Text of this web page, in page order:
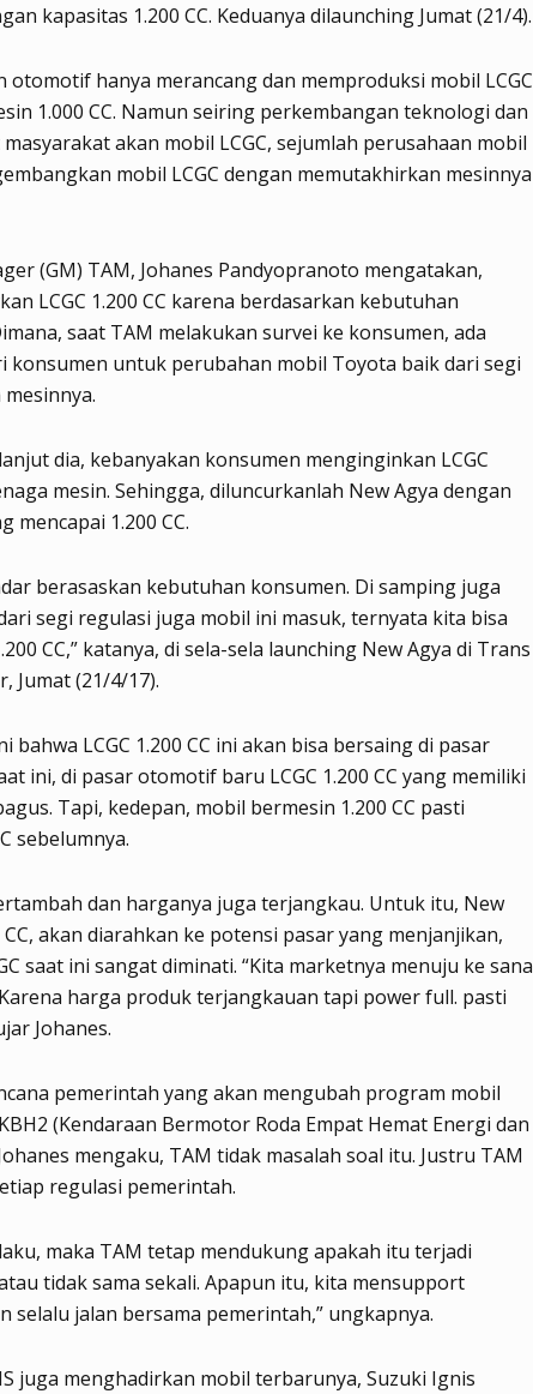
kapasitas 1.200 CC. Keduanya dilaunching Jumat (21/4).
otomotif hanya merancang dan memproduksi mobil LCGC
1.000 CC. Namun seiring perkembangan teknologi dan
akan mobil LCGC, sejumlah perusahaan mobil
mobil LCGC dengan memutakhirkan mesinnya
(GM) TAM, Johanes Pandyopranoto mengatakan,
LCGC 1.200 CC karena berdasarkan kebutuhan
saat TAM melakukan survei ke konsumen, ada
konsumen untuk perubahan mobil Toyota baik dari segi
dia, kebanyakan konsumen menginginkan LCGC
mesin. Sehingga, diluncurkanlah New Agya dengan
mencapai 1.200 CC.
berasaskan kebutuhan konsumen. Di samping juga
segi regulasi juga mobil ini masuk, ternyata kita bisa
CC,” katanya, di sela-sela launching New Agya di Trans
Jumat (21/4/17).
bahwa LCGC 1.200 CC ini akan bisa bersaing di pasar
ini, di pasar otomotif baru LCGC 1.200 CC yang memiliki
Tapi, kedepan, mobil bermesin 1.200 CC pasti
sebelumnya.
dan harganya juga terjangkau. Untuk itu, New
akan diarahkan ke potensi pasar yang menjanjikan,
saat ini sangat diminati. “Kita marketnya menuju ke sana
harga produk terjangkauan tapi power full. pasti
Johanes.
pemerintah yang akan mengubah program mobil
(Kendaraan Bermotor Roda Empat Hemat Energi dan
mengaku, TAM tidak masalah soal itu. Justru TAM
regulasi pemerintah.
maka TAM tetap mendukung apakah itu terjadi
tidak sama sekali. Apapun itu, kita mensupport
selalu jalan bersama pemerintah,” ungkapnya.
juga menghadirkan mobil terbarunya, Suzuki Ignis